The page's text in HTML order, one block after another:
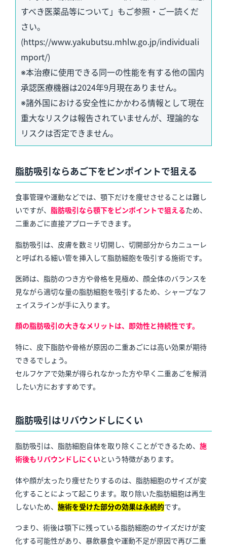
すべき医薬品等について」もご参照・ご一読くだ
さい。
(https://www.yakubutsu.mhlw.go.jp/individuali
mport/)
※本治療に使用できる同一の性能を有する他の国内
承認医療機器は2024年9月現在ありません。
※諸外国における安全性にかかわる情報として現在
重大なリスクは報告されていませんが、理論的な
リスクは否定できません。
脂肪吸引ならあご下をピンポイントで狙える
食事管理や運動などでは、顎下だけを痩せさせることは難し
いですが、 脂肪吸引なら顎下をピンポイントで狙えるため、
二重あごに直接アプローチできます。
脂肪吸引は、皮膚を数ミリ切開し、切開部分からカニューレ
と呼ばれる細い管を挿入して脂肪細胞を吸引する施術です。
医師は、脂肪のつき方や骨格を見極め、顔全体のバランスを
見ながら適切な量の脂肪細胞を吸引するため、シャープなフ
ェイスラインが手に入ります。
顔の脂肪吸引の大きなメリットは、即効性と持続性です。
特に、皮下脂肪や骨格が原因の二重あごには高い効果が期待
できるでしょう。
セルフケアで効果が得られなかった方や早く二重あごを解消
したい方におすすめです。
脂肪吸引はリバウンドしにくい
脂肪吸引は、 脂肪細胞自体を取り除くことができるため、 施
術後もリバウンドしにくいという特徴があります。
体や顔が太ったり痩せたりするのは、脂肪細胞のサイズが変
化することによって起こります。取り除いた脂肪細胞は再生
しないため、 施術を受けた部分の効果は永続的です。
つまり、術後は顎下に残っている脂肪細胞のサイズだけが変
化する可能性があり、暴飲暴食や運動不足が原因で再び二重